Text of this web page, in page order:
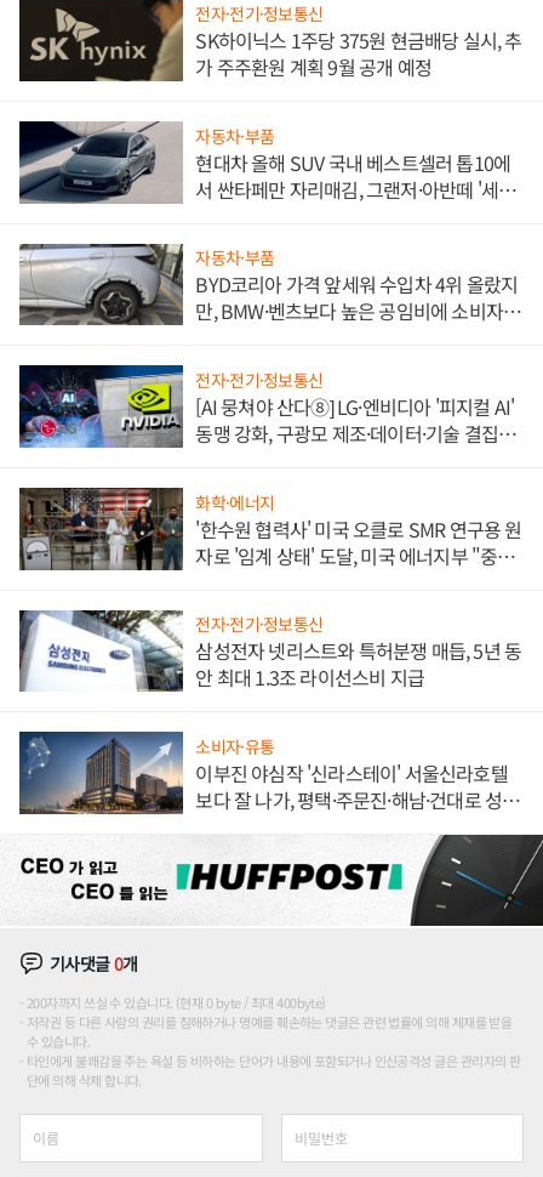
전자·전기·정보통신
SK하이닉스 1주당 375원 현금배당 실시, 추
가 주주환원 계획 9월 공개 예정
자동차·부품
현대차 올해 SUV 국내 베스트셀러 톱10에
서 싼타페만 자리매김, 그랜저·아반떼 '세단
자동차·부품
BYD코리아 가격 앞세워 수입차 4위 올랐지
만, BMW·벤츠보다 높은 공임비에 소비자
전자·전기·정보통신
[AI 뭉쳐야 산다⑧] LG·엔비디아 '피지컬 AI'
동맹 강화, 구광모 제조·데이터·기술 결집
화학·에너지
'한수원 협력사' 미국 오클로 SMR 연구용 원
자로 '임계 상태' 도달, 미국 에너지부 "중요
전자·전기·정보통신
삼성전자 넷리스트와 특허분쟁 매듭, 5년 동
안 최대 1.3조 라이선스비 지급
소비자·유통
이부진 야심작 '신라스테이' 서울신라호텔
보다 잘 나가, 평택·주문진·해남·건대로 성
기사댓글0개
200자까지 쓰실 수 있습니다. (현재 0 byte / 최대 400byte)
저작권 등 다른 사람의 권리를 침해하거나 명예를 훼손하는 댓글은 관련 법률에 의해 제재를 받을
수 있습니다.
타인에게 불쾌감을 주는 욕설 등 비하하는 단어가 내용에 포함되거나 인신공격성 글은 관리자의 판
단에 의해 삭제 합니다.